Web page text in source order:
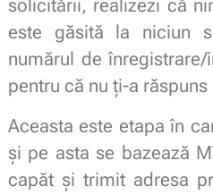
solicitării, realizezi că
este găsită la niciun
numărul de
pentru că nu ți-a răspuns
Aceasta este etapa în
și pe asta se bazează
capăt și trimit adresa